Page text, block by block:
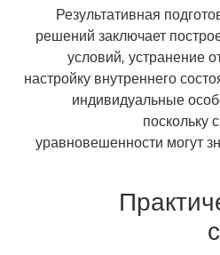
Результативная
решений заключает
условий, устранение
настройку внутреннего
индивидуальные
поскольку
уравновешенности могут